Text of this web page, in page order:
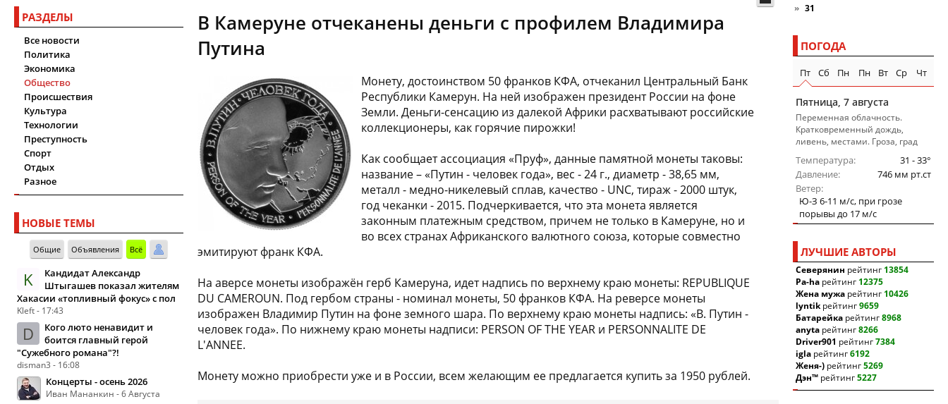
РАЗДЕЛЫ
Все новости
Политика
Экономика
Общество
Происшествия
Культура
Технологии
Преступность
Спорт
Отдых
Разное
НОВЫЕ ТЕМЫ
Общие Объявления Всё
K
Кандидат Александр
Штыгашев показал жителям
Хакасии «топливный фокус» с пол
Kleft - 17:43
D
Кого люто ненавидит и
боится главный герой
"Сужебного романа"?!
disman3 - 16:08
Концерты - осень 2026
Иван Мананкин - 6 Августа
В Камеруне отчеканены деньги с профилем Владимира
Путина
Монету, достоинством 50 франков КФА, отчеканил Центральный Банк
Республики Камерун. На ней изображен президент России на фоне
Земли. Деньги-сенсацию из далекой Африки расхватывают российские
коллекционеры, как горячие пирожки!
Как сообщает ассоциация «Пруф», данные памятной монеты таковы:
название – «Путин - человек года», вес - 24 г., диаметр - 38,65 мм,
металл - медно-никелевый сплав, качество - UNC, тираж - 2000 штук,
год чеканки - 2015. Подчеркивается, что эта монета является
законным платежным средством, причем не только в Камеруне, но и
во всех странах Африканского валютного союза, которые совместно
эмитируют франк КФА.
На аверсе монеты изображён герб Камеруна, идет надпись по верхнему краю монеты: REPUBLIQUE
DU CAMEROUN. Под гербом страны - номинал монеты, 50 франков КФА. На реверсе монеты
изображен Владимир Путин на фоне земного шара. По верхнему краю монеты надпись: «В. Путин -
человек года». По нижнему краю монеты надписи: PERSON OF THE YEAR и PERSONNALITE DE
L'ANNEE.
Монету можно приобрести уже и в России, всем желающим ее предлагается купить за 1950 рублей.
» 31
ПОГОДА
Пт Сб Пн Пн Вт Ср Чт
Пятница, 7 августа
Переменная облачность.
Кратковременный дождь,
ливень, местами. Гроза, град
Температура
31 - 33°
Давление
746 мм рт.ст
Ветер
Ю-З 6-11 м/c, при грозе
порывы до 17 м/c
ЛУЧШИЕ АВТОРЫ
Северянин рейтинг 13854
Pa-ha рейтинг 12375
Жена мужа рейтинг 10426
lyntikрейтинг9659
Батарейка рейтинг8968
anyta рейтинг8266
Driver901 рейтинг7384
igla рейтинг6192
Женя-) рейтинг5269
Дэн™ рейтинг5227